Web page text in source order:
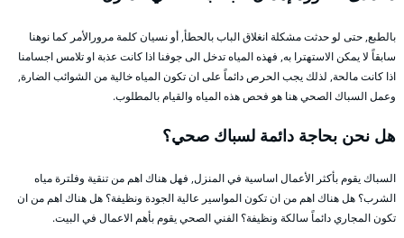
بالطبع, حتى لو حدثت مشكلة انغلاق الباب بالحطأ, أو نسيان كلمة مرورالأمر كما نوهنا
سابقاً لا يمكن الاستهترا به, فهذه المياه تدخل الى جوفنا اذا كانت عذبة او تلامس اجسامنا
اذا كانت مالحة, لذلك يجب الحرص دائماً على ان تكون المياه خالية من الشوائب الضارة,
وعمل السباك الصحي هنا هو فحص هذه المياه والقيام بالمطلوب.
هل نحن بحاجة دائمة لسباك صحي؟
السباك يقوم بأكثر الأعمال اساسية في المنزل, فهل هناك اهم من تنقية وفلترة مياه
الشرب؟ هل هناك اهم من ان تكون المواسير عالية الجودة ونظيفة؟ هل هناك اهم من ان
تكون المجاري دائماً سالكة ونظيفة؟ الفني الصحي يقوم بأهم الاعمال في البيت.